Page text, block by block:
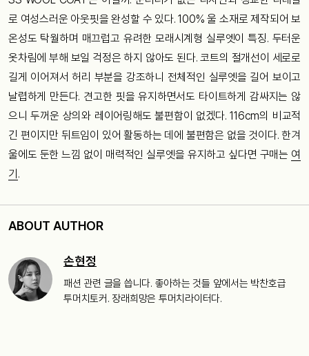
로 여성스러운 아웃핏을 완성할 수 있다. 100% 울 소재로 제작되어 보
온성도 탁월하며 매끄럽고 유려한 모래시계형 실루엣이 특징. 두터운
옷차림에 부해 보일 걱정은 하지 않아도 된다. 코트의 절개선이 세로로
길게 이어져서 허리 부분을 강조하니 전체적인 실루엣을 길어 보이고
날렵하게 만든다. 견고한 핏을 유지하면서도 타이트하게 감싸지는 않
으니 두꺼운 상의와 레이어링해도 불편함이 없겠다. 116cm의 비교적
긴 편이지만 뒤트임이 있어 활동하는 데에 불편함은 없을 것이다. 한겨
울에도 둔한 느낌 없이 매력적인 실루엣을 유지하고 싶다면 구매는 여
기.
ABOUT AUTHOR
손현정
패션 관련 글을 씁니다. 좋아하는 것들 앞에서는 박찬호급
투머치토커. 장래희망은 투머치라이터다.